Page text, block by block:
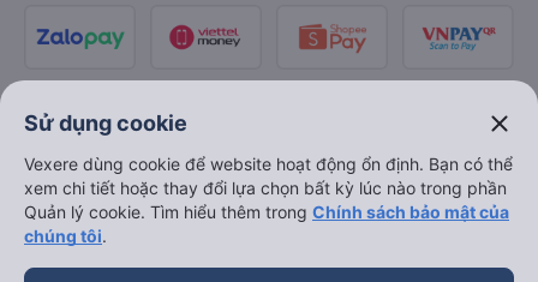
Sử dụng cookie close
Vexere dùng cookie để website hoạt động ổn định. Bạn có thể
xem chi tiết hoặc thay đổi lựa chọn bất kỳ lúc nào trong phần
Quản lý cookie. Tìm hiểu thêm trong Chính sách bảo mật của
chúng tôi.